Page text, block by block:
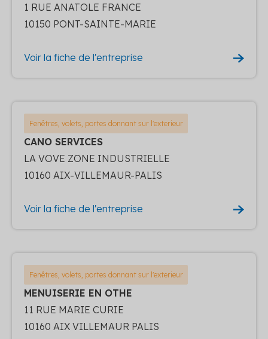
1 RUE ANATOLE FRANCE
10150 PONT-SAINTE-MARIE
Voir la fiche de l'entreprise
Fenêtres, volets, portes donnant sur l'exterieur
CANO SERVICES
LA VOVE ZONE INDUSTRIELLE
10160 AIX-VILLEMAUR-PALIS
Voir la fiche de l'entreprise
Fenêtres, volets, portes donnant sur l'exterieur
MENUISERIE EN OTHE
11 RUE MARIE CURIE
10160 AIX VILLEMAUR PALIS